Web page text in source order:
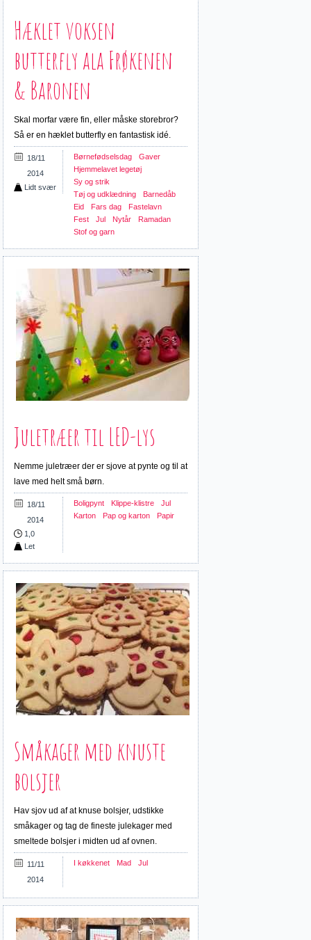
Hæklet voksen
butterfly ala Frøkenen
& Baronen
Skal morfar være fin, eller måske storebror?
Så er en hæklet butterfly en fantastisk idé.
18/11
2014
Lidt svær
Børnefødselsdag
Gaver
Hjemmelavet legetøj
Sy og strik
Tøj og udklædning
Barnedåb
Eid
Fars dag
Fastelavn
Fest
Jul Nytår
Ramadan
Stof og garn
Juletræer til LED-lys
Nemme juletræer der er sjove at pynte og til at
lave med helt små børn.
18/11
2014
1,0
Let
Boligpynt Klippe-klistre
Jul
Karton
Pap og karton Papir
Småkager med knuste
bolsjer
Hav sjov ud af at knuse bolsjer, udstikke
småkager og tag de fineste julekager med
smeltede bolsjer i midten ud af ovnen.
11/11
2014
I køkkenet Mad Jul